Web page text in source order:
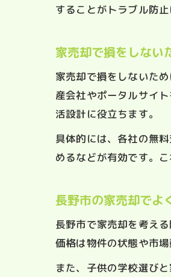
することがトラブル防止
家売却で損をしない
家売却で損をしないた
産会社やポータルサイ
活設計に役立ちます。
具体的には、各社の無
めるなどが有効です。
長野市の家売却でよ
長野市で家売却を考え
価格は物件の状態や市
また、子供の学校選び